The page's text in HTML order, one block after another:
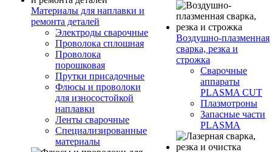
Материалы для наплавки и
ремонта деталей
Электроды сварочные
Проволока сплошная
Проволока
порошковая
Прутки присадочные
Флюсы и проволоки
для износостойкой
наплавки
Ленты сварочные
Специализированные
материалы
Воздушно-плазменная
сварка, резка и
строжка
Сварочные
аппараты
PLASMA CUT
Плазмотроны
Запасные части
PLASMA